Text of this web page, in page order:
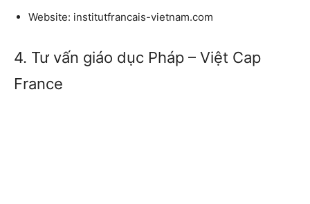
Website: institutfrancais-vietnam.com
4. Tư vấn giáo dục Pháp – Việt Cap
France